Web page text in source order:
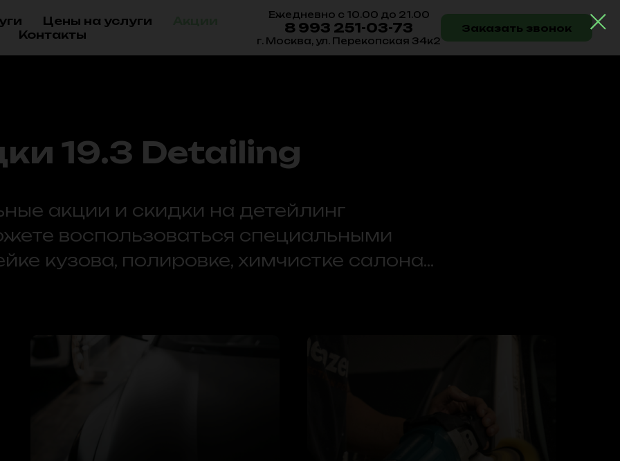
Цены на услуги
Контакты
Ежедневно с 10.00 до 21.00
8 993 251-03-73
г. Москва, ул. Перекопская 34к2
Заказать звонок
19.3 Detailing
акции и скидки на детейлинг
воспользоваться специальными
кузова, полировке, химчистке салона...